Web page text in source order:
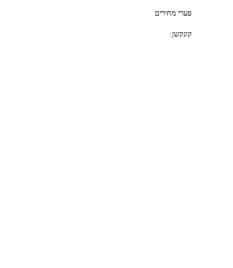
פערי מחירים
קונקשן: